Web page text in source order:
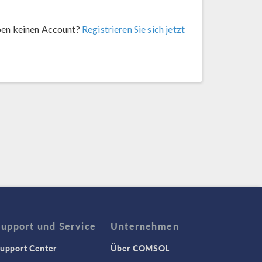
keinen Account? Registrieren Sie sich jetzt
und Service
Center
Unternehmen
Über COMSOL